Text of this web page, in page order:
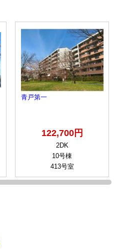
青戸第一
122,700円
2DK
10号棟
413号室